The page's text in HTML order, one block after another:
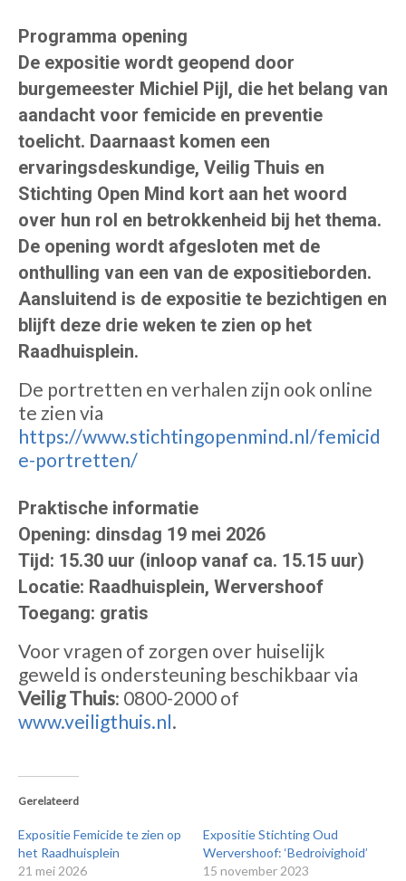
Programma opening
De expositie wordt geopend door
burgemeester Michiel Pijl, die het belang van
aandacht voor femicide en preventie
toelicht. Daarnaast komen een
ervaringsdeskundige, Veilig Thuis en
Stichting Open Mind kort aan het woord
over hun rol en betrokkenheid bij het thema.
De opening wordt afgesloten met de
onthulling van een van de expositieborden.
Aansluitend is de expositie te bezichtigen en
blijft deze drie weken te zien op het
Raadhuisplein.
De portretten en verhalen zijn ook online
te zien via
https://www.stichtingopenmind.nl/femicid
e-portretten/
Praktische informatie
Opening: dinsdag 19 mei 2026
Tijd: 15.30 uur (inloop vanaf ca. 15.15 uur)
Locatie: Raadhuisplein, Wervershoof
Toegang: gratis
Voor vragen of zorgen over huiselijk
geweld is ondersteuning beschikbaar via
Veilig Thuis: 0800-2000 of
www.veiligthuis.nl.
Gerelateerd
Expositie Femicide te zien op
het Raadhuisplein
21 mei 2026
Expositie Stichting Oud
Wervershoof: ‘Bedroivighoid’
15 november 2023